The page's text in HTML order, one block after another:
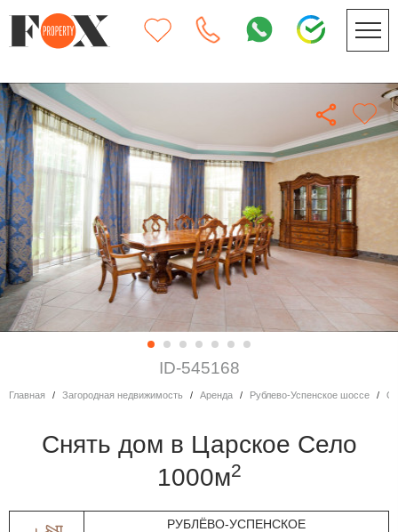
ID-545168
Главная Загородная недвижимость Аренда Рублево-Успенское шоссе
Снять дом в Царское Село
1000м2
РУБЛЁВО-УСПЕНСКОЕ